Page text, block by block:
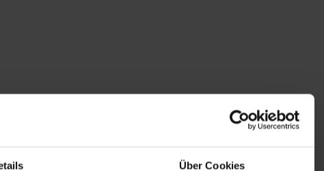
Über Cookies